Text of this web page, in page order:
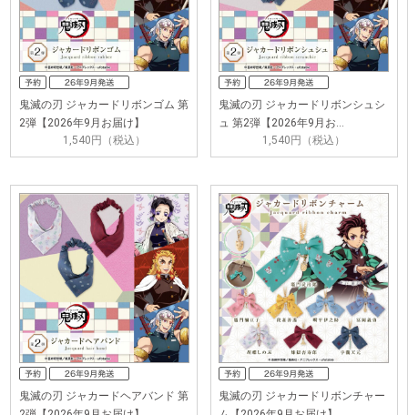
鬼滅の刃 ジャカードリボンゴム 第
2弾【2026年9月お届け】
1,540円（税込）
鬼滅の刃 ジャカードリボンシュシ
ュ 第2弾【2026年9月お…
1,540円（税込）
鬼滅の刃 ジャカードヘアバンド 第
鬼滅の刃 ジャカードリボンチャー